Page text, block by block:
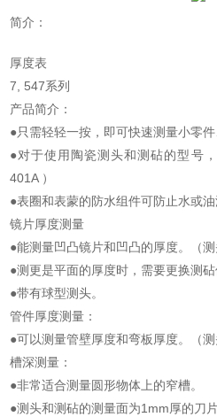
简介：
厚度表
7, 547系列
产品简介：
●只需轻轻一按，即可快速测量小零件
●对于使用陶瓷测头和测砧的型号
401A ）
●表圈和表蒙的防水组件可防止水或油
镜片厚度测量
●能测量凹凸镜片和凹凸的厚度。（测
●测更是平面的厚度时，需要更换测砧
●带有球型测头。
管件厚度测量：
●可以测量管壁厚度和弯板厚度。（测
槽深测量：
●非常适合测量圆形物体上的窄槽。
●测头和测砧的测量面为1mm厚的刀片